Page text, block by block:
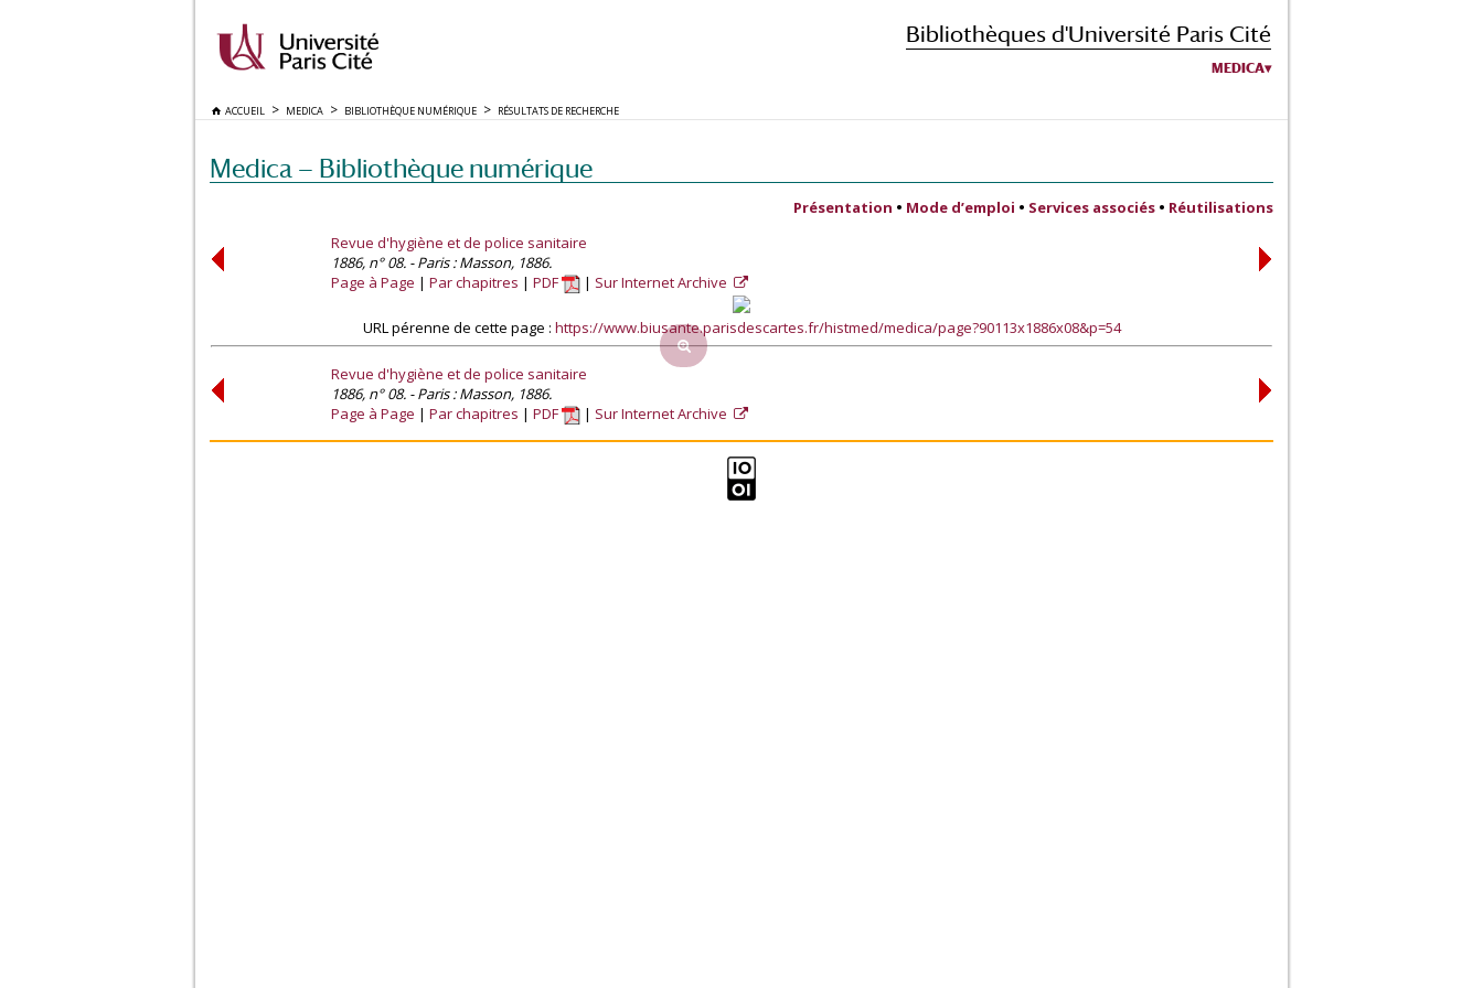
Bibliothèques d'Université Paris Cité
MEDICA
ACCUEIL MEDICA BIBLIOTHÈQUE NUMÉRIQUE RÉSULTATS DE RECHERCHE
Medica — Bibliothèque numérique
Présentation • Mode d’emploi • Services associés • Réutilisations
Revue d'hygiène et de police sanitaire
1886, n° 08. - Paris : Masson, 1886.
Page à Page
Par chapitres PDF Sur Internet Archive
URL pérenne de cette page : https://www.biusante.parisdescartes.fr/histmed/medica/page?90113x1886x08&p=54
Revue d'hygiène et de police sanitaire
1886, n° 08. - Paris : Masson, 1886.
Page à Page
Par chapitres PDF Sur Internet Archive